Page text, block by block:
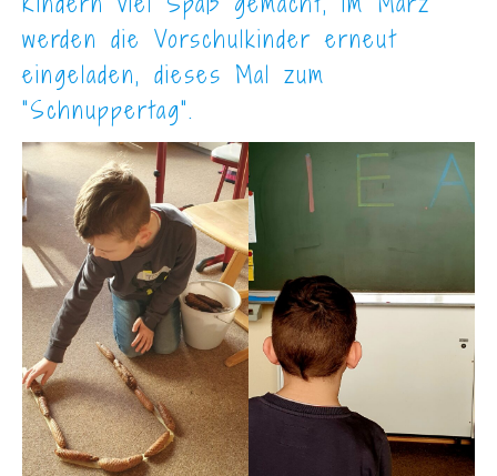
werden die Vorschulkinder erneut
eingeladen, dieses Mal zum
“Schnuppertag”.